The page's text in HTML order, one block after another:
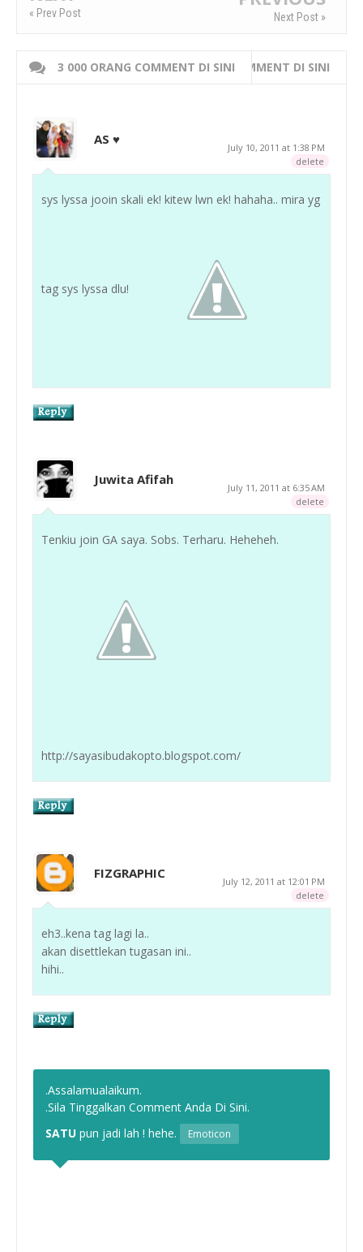
« Prev Post Next Post »
3 000 ORANG COMMENT DI SINI
WRITE 000 ORANG COMMENT DI SINI
AS ♥
July 10, 2011 at 1:38 PM
delete
sys lyssa jooin skali ek! kitew lwn ek! hahaha.. mira yg
tag sys lyssa dlu!
Juwita Afifah
July 11, 2011 at 6:35 AM
delete
Tenkiu join GA saya. Sobs. Terharu. Heheheh.
http://sayasibudakopto.blogspot.com/
FIZGRAPHIC
July 12, 2011 at 12:01 PM
delete
eh3..kena tag lagi la..
akan disettlekan tugasan ini..
hihi..
.Assalamualaikum.
.Sila Tinggalkan Comment Anda Di Sini.
SATU pun jadi lah ! hehe. Emoticon